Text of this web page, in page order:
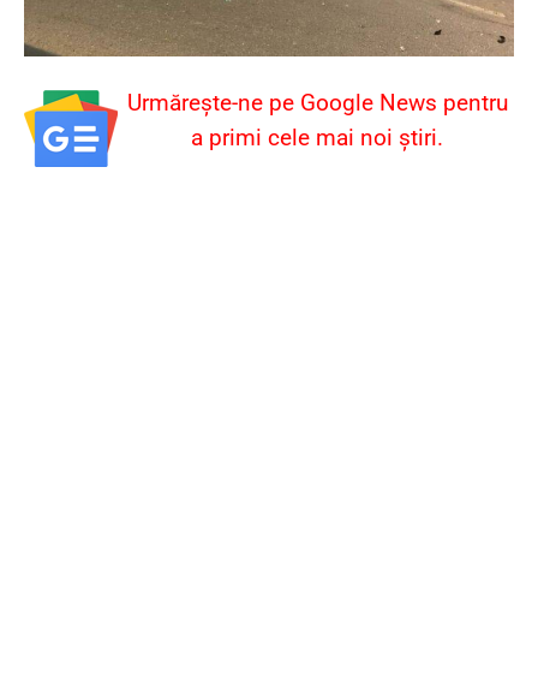
Urmărește-ne pe Google News pentru
a primi cele mai noi știri.